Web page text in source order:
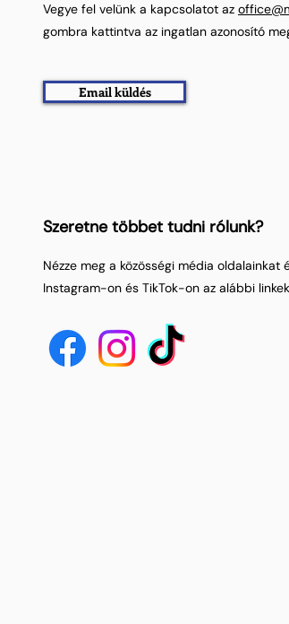
Vegye fel velünk a kapcsolatot az
gombra kattintva az ingatlan azonosító
Email küldés
Szeretne többet tudni rólunk?
Nézze meg a közösségi média oldalainkat
Instagram-on és TikTok-on az alábbi